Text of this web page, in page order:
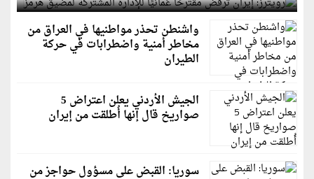
واشنطن تحذر مواطنيها في العراق من
مخاطر أمنية واضطرابات في حركة
الطيران
الجيش الأردني يعلن اعتراض 5
صواريخ قال إنها أُطلقت من إيران
سوريا: القبض على مسؤول حواجز من